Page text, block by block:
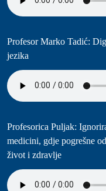
Profesor Marko Tadić:
jezika
Profesorica Puljak:
medicini, gdje pogrešne
život i zdravlje